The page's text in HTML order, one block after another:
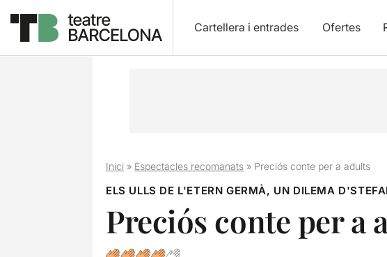
Cartellera i entrades Ofertes
Inici» Espectacles recomanats» Preciós conte per a adults
ELS ULLS DE L'ETERN GERMÀ, UN DILEMA
Preciós conte per a